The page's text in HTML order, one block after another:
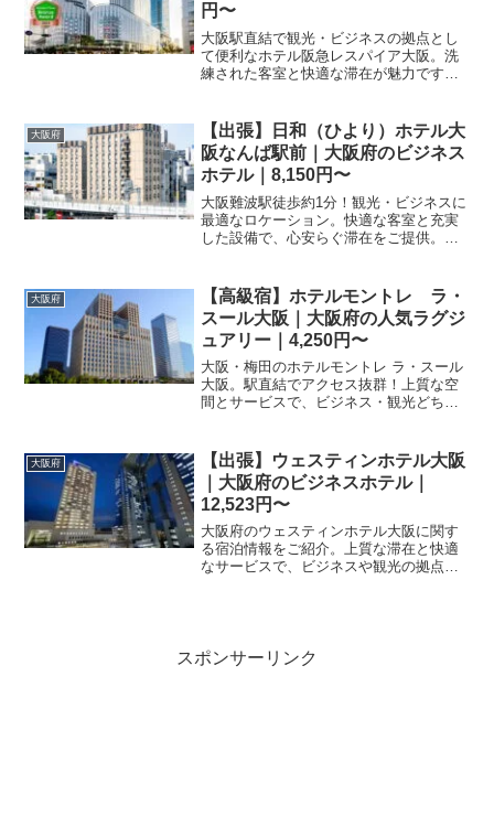
円〜
大阪駅直結で観光・ビジネスの拠点とし
て便利なホテル阪急レスパイア大阪。洗
練された客室と快適な滞在が魅力です。
イを実現しましょう。
大阪府
【出張】日和（ひより）ホテル大
阪なんば駅前｜大阪府のビジネス
ホテル｜8,150円〜
大阪難波駅徒歩約1分！観光・ビジネスに
最適なロケーション。快適な客室と充実
した設備で、心安らぐ滞在をご提供。お
大阪府
【高級宿】ホテルモントレ ラ・
スール大阪｜大阪府の人気ラグジ
ュアリー｜4,250円〜
大阪・梅田のホテルモントレ ラ・スール
大阪。駅直結でアクセス抜群！上質な空
間とサービスで、ビジネス・観光どちら
大阪府
【出張】ウェスティンホテル大阪
｜大阪府のビジネスホテル｜
12,523円〜
大阪府のウェスティンホテル大阪に関す
る宿泊情報をご紹介。上質な滞在と快適
なサービスで、ビジネスや観光の拠点と
スポンサーリンク